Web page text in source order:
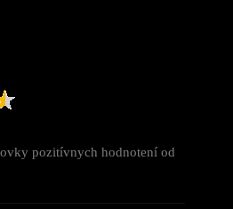
pozitívnych hodnotení od